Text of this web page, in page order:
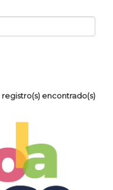
registro(s) encontrado(s)